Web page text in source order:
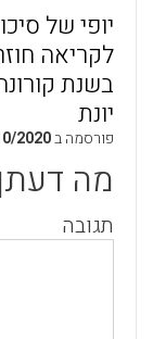
יופי של
לקריאה
בשנת
יונת
פורסמה ב2020
מה
תגובה